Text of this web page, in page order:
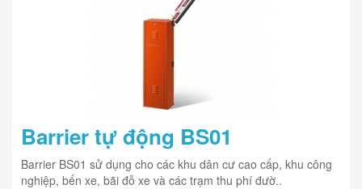
Barrier tự động BS01
Barrier BS01 sử dụng cho các khu dân cư cao cấp, khu công
nghiệp, bến xe, bãi đỗ xe và các trạm thu phí đườ..